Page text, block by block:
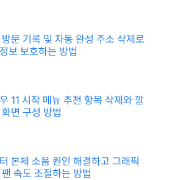
문 기록 및 자동 완성 주소 삭제로
보 보호하는 방법
11 시작 메뉴 추천 항목 삭제와 깔
면 구성 방법
본체 소음 원인 해결하고 그래픽
속도 조절하는 방법